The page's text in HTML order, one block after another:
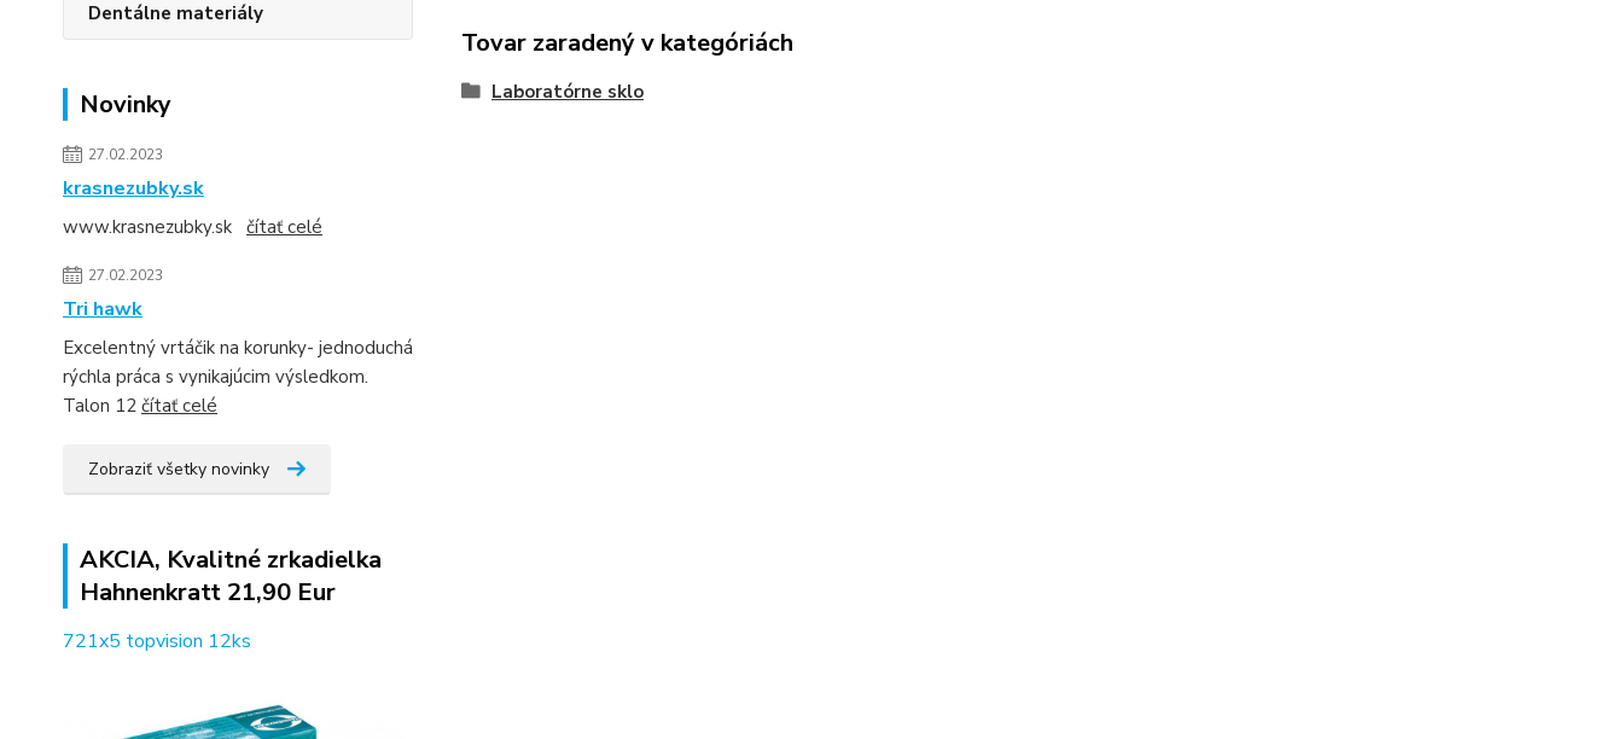
Dentálne materiály
Novinky
27.02.2023
krasnezubky.sk
www.krasnezubky.sk čítať celé
27.02.2023
Tri hawk
Excelentný vrtáčik na korunky- jednoduchá
rýchla práca s vynikajúcim výsledkom.
Talon 12 čítať celé
Zobraziť všetky novinky
AKCIA, Kvalitné zrkadielka
Hahnenkratt 21,90 Eur
721x5 topvision 12ks
Tovar zaradený v kategóriách
Laboratórne sklo